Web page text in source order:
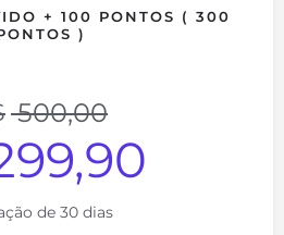
+ 100 PONTOS ( 300
)
500,00
de 30 dias